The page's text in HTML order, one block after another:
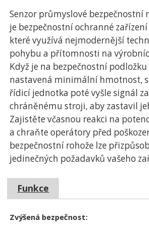
Senzor průmyslové bezpečnostní
je bezpečnostní ochranné
které využívá nejmodernější
pohybu a přítomnosti na
Když je na bezpečnostní
nastavená minimální hmotnost,
řídicí jednotka poté vyšle signál
chráněnému stroji, aby zastavil
Zajistěte včasnou reakci na
a chraňte operátory před
bezpečnostní rohože lze
jedinečných požadavků vašeho
Funkce
Zvýšená bezpečnost: